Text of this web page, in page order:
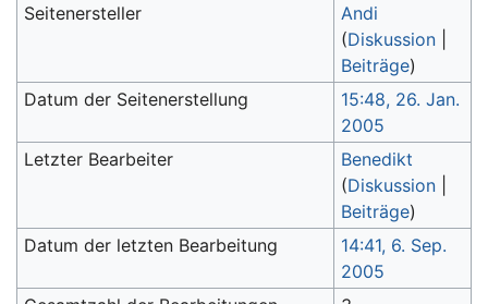
Seitenersteller
Andi
(Diskussion
Beiträge)
Datum der Seitenerstellung
15:48, 26. Jan.
2005
Letzter Bearbeiter
Benedikt
(Diskussion
Beiträge)
Datum der letzten Bearbeitung
14:41, 6. Sep.
2005